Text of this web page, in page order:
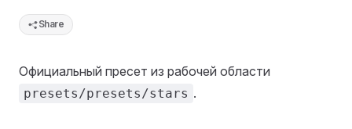
Share
Официальный пресет из рабочей области
presets/presets/stars .